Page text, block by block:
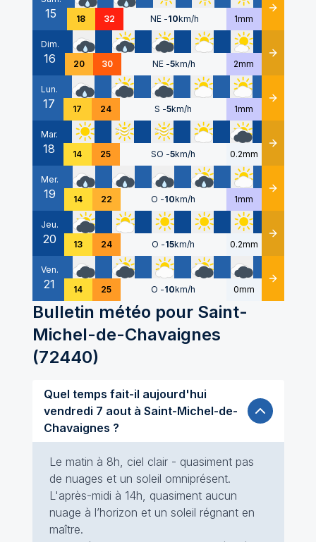
15 18 32 NE -10km/h 1mm Détails
Dim.
16 20 30 NE -5km/h 2mm Détails
Lun.
17 17 24 S -5km/h 1mm Détails
Mar.
18 14 25 SO -5km/h 0.2mm Détails
Mer.
19 14 22 O -10km/h 1mm Détails
Jeu.
20 13 24 O -15km/h 0.2mm Détails
Ven.
21 14 25 O -10km/h 0mm Détails
Bulletin météo pour Saint-
Michel-de-Chavaignes
(72440)
Quel temps fait-il aujourd'hui
vendredi 7 aout à Saint-Michel-de-
Chavaignes ?
Le matin à 8h, ciel clair - quasiment pas
de nuages et un soleil omniprésent.
L'après-midi à 14h, quasiment aucun
nuage à l’horizon et un soleil régnant en
maître.